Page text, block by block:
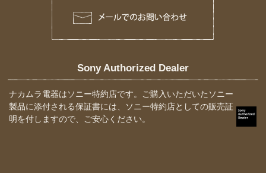
Sony Authorized Dealer
ナカムラ電器はソニー特約店です。ご購入いただいたソニー
製品に添付される保証書には、ソニー特約店としての販売証
明を付しますので、ご安心ください。